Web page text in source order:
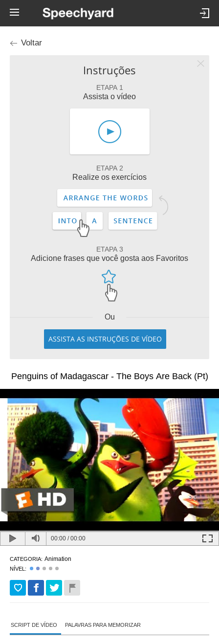
Voltar
Instruções
ETAPA 1
Assista o vídeo
ETAPA 2
Realize os exercícios
ETAPA 3
Adicione frases que você gosta aos Favoritos
Ou
ASSISTA AS INSTRUÇÕES DE VÍDEO
Penguins of Madagascar - The Boys Are Back (Pt)
00:00 /00:00
CATEGORIA: Animation
NÍVEL:
SCRIPT DE VÍDEO PALAVRAS PARA MEMORIZAR